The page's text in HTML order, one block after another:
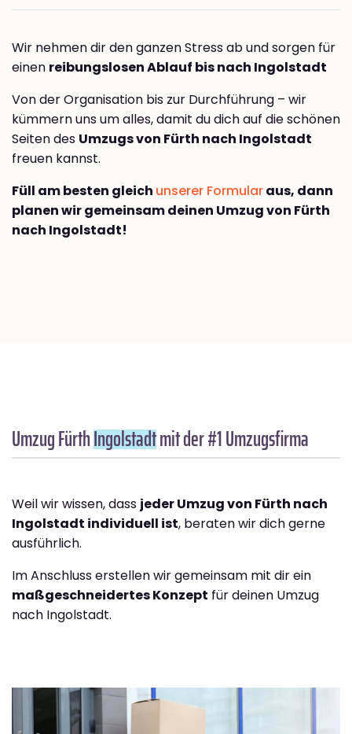
Wir nehmen dir den ganzen Stress ab und sorgen für
einen reibungslosen Ablauf bis nach Ingolstadt
Von der Organisation bis zur Durchführung – wir
kümmern uns um alles, damit du dich auf die schönen
Seiten des Umzugs von Fürth nach Ingolstadt
freuen kannst.
Füll am besten gleich unserer Formularaus, dann
planen wir gemeinsam deinen Umzug von Fürth
nach Ingolstadt!
Umzug FürthIngolstadtmit der #1 Umzugsfirma
Weil wir wissen, dass jeder Umzug von Fürth nach
Ingolstadt individuell ist, beraten wir dich gerne
ausführlich.
Im Anschluss erstellen wir gemeinsam mit dir ein
maßgeschneidertes Konzept für deinen Umzug
nach Ingolstadt.